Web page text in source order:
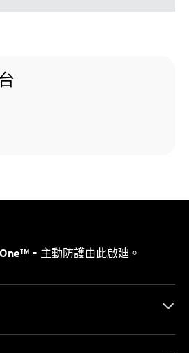
- 主動防護由此啟廸。